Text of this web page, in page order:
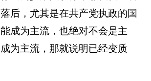
后，尤其是在共产党执政的国
成为主流，也绝对不会是主
为主流，那就说明已经变质